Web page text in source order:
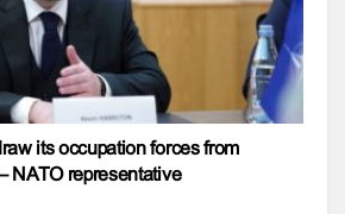
its occupation forces from
NATO representative